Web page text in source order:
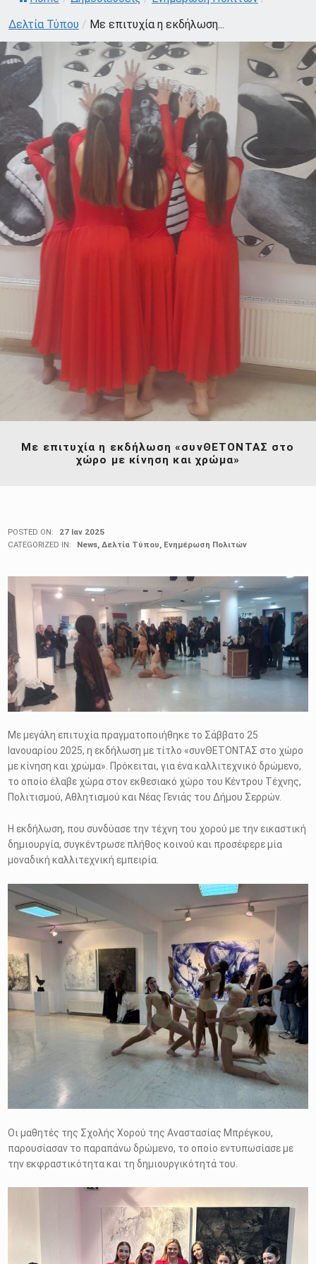
Δελτία Τύπου / Με επιτυχία η εκδήλωση...
Με επιτυχία η εκδήλωση «συνΘΕΤΟΝΤΑΣ στο
χώρο με κίνηση και χρώμα»
POSTED ON:
27 Ιαν 2025
CATEGORIZED IN:
News, Δελτία Τύπου Ενημέρωση Πολιτών
Με μεγάλη επιτυχία πραγματοποιήθηκε το Σάββατο 25
Ιανουαρίου 2025, η εκδήλωση με τίτλο «συνΘΕΤΟΝΤΑΣ στο χώρο
με κίνηση και χρώμα». Πρόκειται, για ένα καλλιτεχνικό δρώμενο,
το οποίο έλαβε χώρα στον εκθεσιακό χώρο του Κέντρου Τέχνης,
Πολιτισμού, Αθλητισμού και Νέας Γενιάς του Δήμου Σερρών.
Η εκδήλωση, που συνδύασε την τέχνη του χορού με την εικαστική
δημιουργία, συγκέντρωσε πλήθος κοινού και προσέφερε μία
μοναδική καλλιτεχνική εμπειρία.
Οι μαθητές της Σχολής Χορού της Αναστασίας Μπρέγκου,
παρουσίασαν το παραπάνω δρώμενο, το οποίο εντυπωσίασε με
την εκφραστικότητα και τη δημιουργικότητά του.